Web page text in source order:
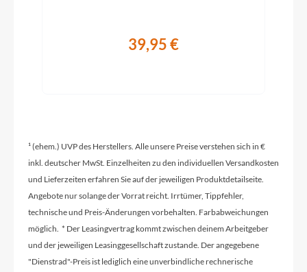
SHIMANO Altus FC-M371C, 48/36/26T
Lenker
STYX Riserbar
Farbe
dark petrol matt
39,95 €
¹ (ehem.) UVP des Herstellers. Alle unsere Preise verstehen sich in €
inkl. deutscher MwSt. Einzelheiten zu den individuellen Versandkosten
und Lieferzeiten erfahren Sie auf der jeweiligen Produktdetailseite.
Angebote nur solange der Vorrat reicht. Irrtümer, Tippfehler,
technische und Preis-Änderungen vorbehalten. Farbabweichungen
möglich. * Der Leasingvertrag kommt zwischen deinem Arbeitgeber
und der jeweiligen Leasinggesellschaft zustande. Der angegebene
"Dienstrad"-Preis ist lediglich eine unverbindliche rechnerische